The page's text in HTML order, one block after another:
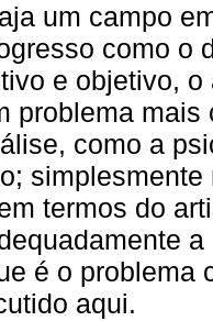
um campo
como o
e objetivo,
problema
como a
termos do
é o
aqui.